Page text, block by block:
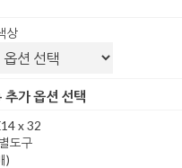
상
추가 옵션 선택
x 32
도구
)